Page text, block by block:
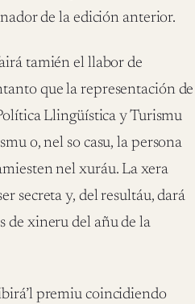
de la edición anterior.
tamién el llabor de
que la representación de
Llingüística y Turismu
o, nel so casu, la persona
nel xuráu. La xera
secreta y, del resultáu, dará
de xineru del añu de la
premiu coincidiendo